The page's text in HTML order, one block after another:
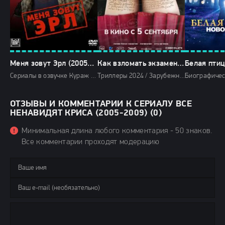
Меня зовут Эрл (2005-2009)
Сериалы в озвучке Кураж бомбей / Смотреть фильмы онлайн
Как взломать экзамен (2024)
Триллеры 2024 / Зарубежные фильмы 2024 / Новинки кино 2024 / Последние фильмы 2024 / Фильмы осени 2024 / Фильмы 2024 / Популярные фильмы / Смотреть фильмы онлайн
ОТЗЫВЫ И КОММЕНТАРИИ К СЕРИАЛУ ВСЕ
НЕНАВИДЯТ КРИСА (2005-2009) (0)
Минимальная длина любого комментария - 50 знаков.
Все комментарии проходят модерацию